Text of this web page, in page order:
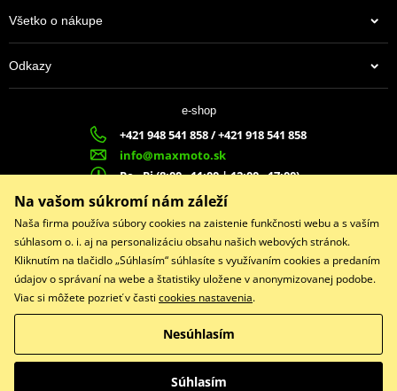
Všetko o nákupe
Odkazy
e-shop
+421 948 541 858 / +421 918 541 858
info@maxmoto.sk
Po - Pi (8:00 - 11:00 | 12:00 - 17:00)
MAX
MOTO s.r.o.
Slovenských dobrovoľníkov 1439
022 01 Čadca
Facebook
Copyright © 2026 www.maxmotoshop.sk
Všetky práva vyhradené
Prepnúť na klasickú verziu
Na vašom súkromí nám záleží
Naša firma používa súbory cookies na zaistenie funkčnosti webu a s vaším
súhlasom o. i. aj na personalizáciu obsahu našich webových stránok.
Kliknutím na tlačidlo „Súhlasím“ súhlasíte s využívaním cookies a predaním
údajov o správaní na webe a štatistiky uložene v anonymizovanej podobe.
Viac si môžete pozrieť v časti cookies nastavenia.
Nesúhlasím
Súhlasím